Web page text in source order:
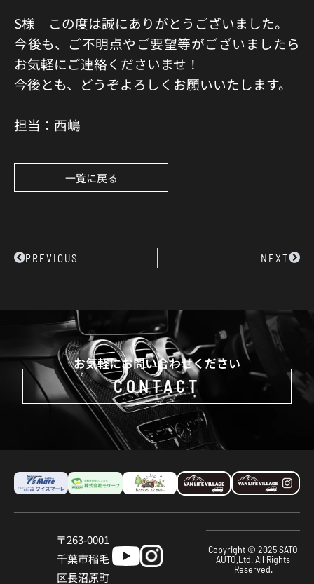
S様 この度は誠にありがとうございました。
今後も、ご不明点やご要望等がございましたら
お気軽にご連絡くださいませ！
今後とも、どうぞよろしくお願いいたします。
担当：西嶋
一覧に戻る
PrevPREVIOUS NEXTNext
お気軽にお問い合わせください
CONTACT
〒263-0001
千葉市稲⽑
区⻑沼原町
Copyright © 2025 SATO
AUTO,Ltd. All Rights
Reserved.